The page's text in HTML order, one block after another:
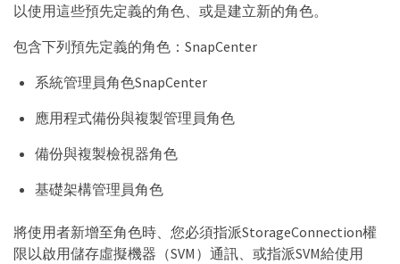
以使用這些預先定義的角色、或是建立新的角色。
包含下列預先定義的角色：SnapCenter
系統管理員角色SnapCenter
應用程式備份與複製管理員角色
備份與複製檢視器角色
基礎架構管理員角色
將使用者新增至角色時、您必須指派StorageConnection權
限以啟用儲存虛擬機器（SVM）通訊、或指派SVM給使用